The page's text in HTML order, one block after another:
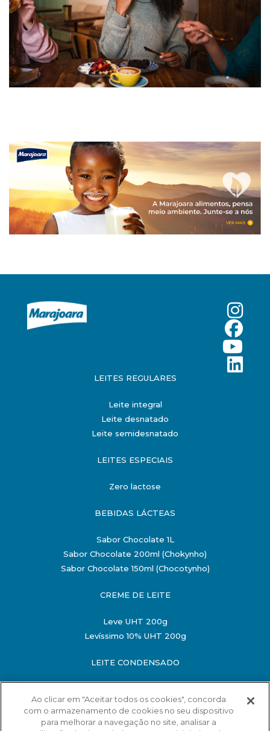
LEITES REGULARES
Leite integral
Leite desnatado
Leite semidesnatado
LEITES ESPECIAIS
Zero lactose
BEBIDAS LÁCTEAS
Sabor Chocolate 1L
Sabor Chocolate 200ml (Chokynho)
Sabor Chocolate 150ml (Chocotynho)
CREME DE LEITE
Leve UHT 200g
Levíssimo 10% UHT 200g
LEITE CONDENSADO
Semidesnatado 395g
O MINISTÉRIO DA SAÚDE INFORMA: O ALIMENTO
Ao clicar em "Aceitar todos os cookies", concorda
com o armazenamento de cookies no seu dispositivo
para melhorar a navegação no site, analisar a